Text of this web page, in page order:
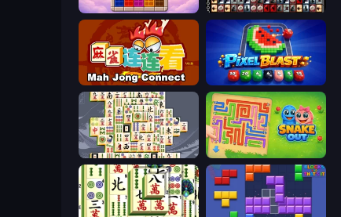
Color Cube Puzzle War Mahjong
Mahjong Connect (Legacy) Pixel Blast
Mahjong Titans Snake Out: Maze Escape